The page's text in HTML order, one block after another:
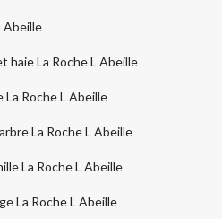
Abeille
haie La Roche L Abeille
La Roche L Abeille
La Roche L Abeille
La Roche L Abeille
La Roche L Abeille